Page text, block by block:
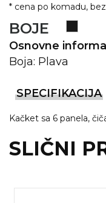
CRICKET
ŠIBICA
JAKNE I PRSLUCI
HYGIENIC
OKOVRATNE ID
PRIBOR ZA
* cena po komadu,
BOJE
Osnovne
Boja: Plava
SPECIFIKACIJA
Kačket sa 6 panela,
SLIČNI